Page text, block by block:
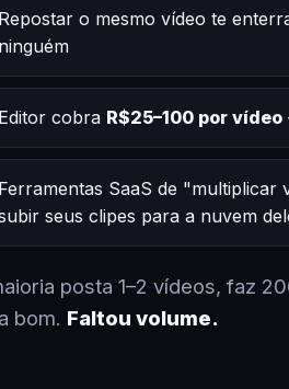
Repostar o mesmo vídeo te
ninguém
Editor cobra R$25–100 por vídeo
Ferramentas SaaS de "multiplicar
seus clipes para a nuvem
posta 1–2 vídeos, faz
bom. Faltou volume.